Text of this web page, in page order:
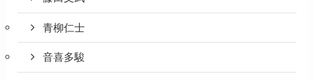
青柳仁士
音喜多駿